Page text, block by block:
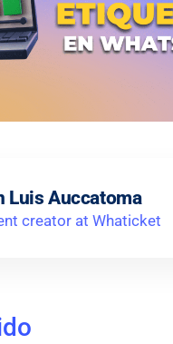
Luis Auccatoma
creator at Whaticket